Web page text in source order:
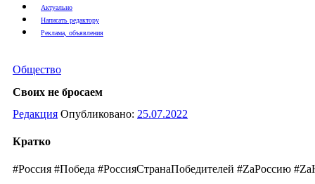
Актуально
Написать редактору
Реклама, объявления
Общество
Своих не бросаем
Редакция Опубликовано: 25.07.2022
Кратко
#Россия #Победа #РоссияСтранаПобедителей #ZаРоссию